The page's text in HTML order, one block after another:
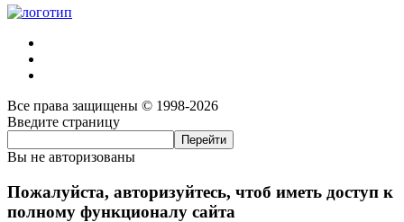
Все права защищены © 1998-2026
Введите страницу
Вы не авторизованы
Пожалуйста, авторизуйтесь, чтоб иметь доступ к
полному функционалу сайта